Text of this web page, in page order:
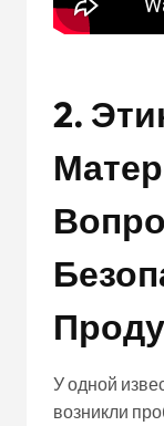
2.
У одной
возникли